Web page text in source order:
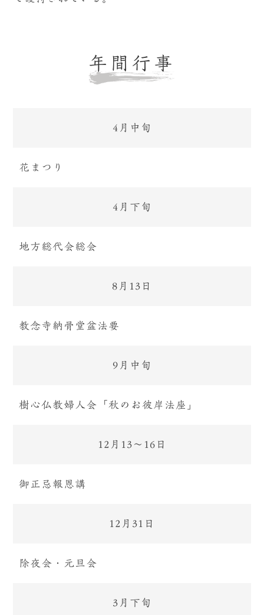
年間行事
4月中旬
花まつり
4月下旬
地方総代会総会
8月13日
教念寺納骨堂盆法要
9月中旬
樹心仏教婦人会「秋のお彼岸法座」
12月13〜16日
御正忌報恩講
12月31日
除夜会・元旦会
3月下旬